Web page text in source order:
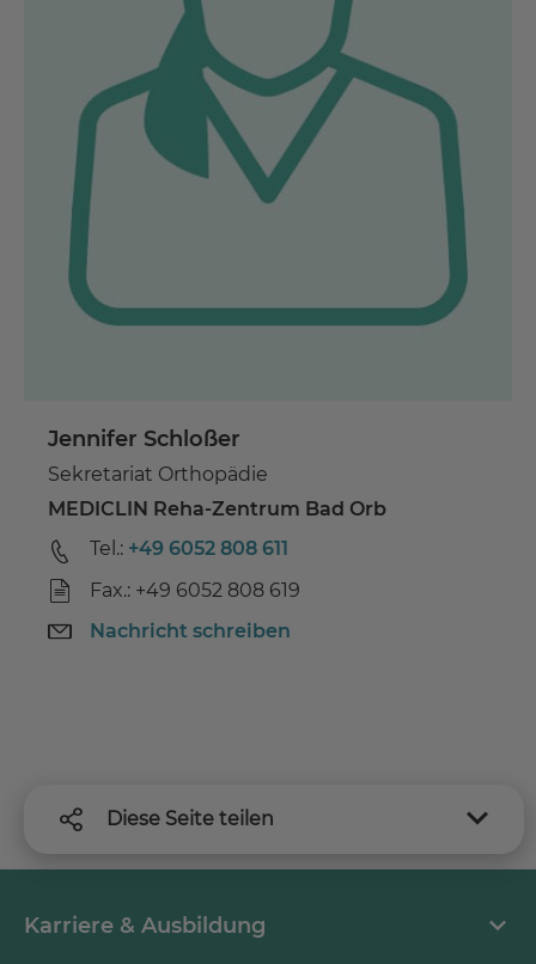
Jennifer Schloßer
Sekretariat Orthopädie
MEDICLIN Reha-Zentrum Bad Orb
Tel.: +49 6052 808 611
Fax.: +49 6052 808 619
Nachricht schreiben
Diese Seite teilen
Karriere & Ausbildung